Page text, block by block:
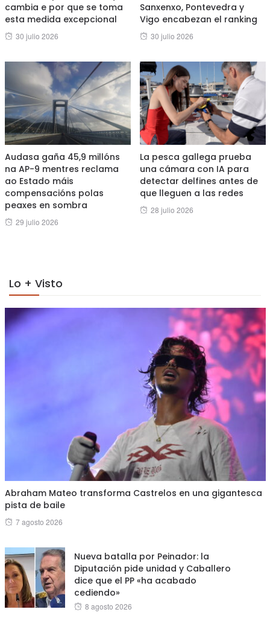
cambia e por que se toma
esta medida excepcional
Posted
30 julio 2026
Sanxenxo, Pontevedra y
Vigo encabezan el ranking
Posted
30 julio 2026
Audasa gaña 45,9 millóns
na AP-9 mentres reclama
ao Estado máis
compensacións polas
peaxes en sombra
Posted
29 julio 2026
La pesca gallega prueba
una cámara con IA para
detectar delfines antes de
que lleguen a las redes
Posted
28 julio 2026
Lo + Visto
Abraham Mateo transforma Castrelos en una gigantesca
pista de baile
Posted
7 agosto 2026
Nueva batalla por Peinador: la
Diputación pide unidad y Caballero
dice que el PP «ha acabado
cediendo»
Posted
8 agosto 2026